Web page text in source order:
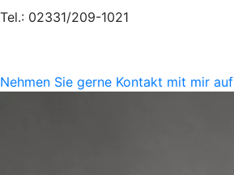
Tel.: 02331/209-1021
Nehmen Sie gerne Kontakt mit mir auf